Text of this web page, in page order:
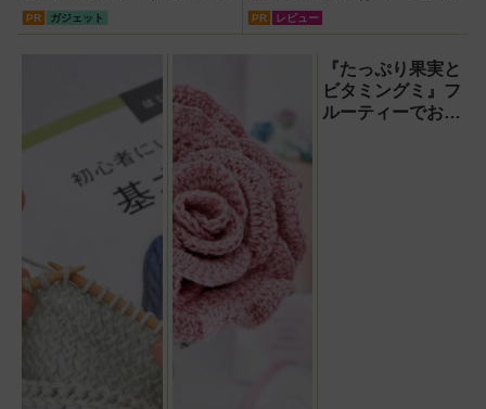
レコーダー『HVE705-
PR ガジェット
ならコスパ最強クラス！
PR レビュー
『たっぷり果実と
ビタミングミ』フ
ルーティーでおい